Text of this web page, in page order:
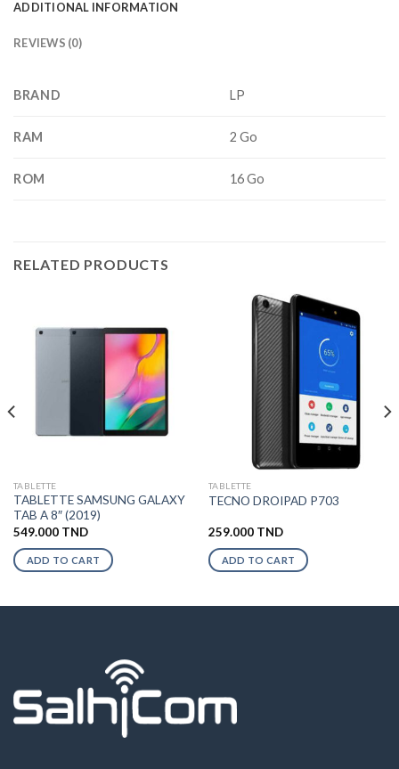
ADDITIONAL INFORMATION
REVIEWS (0)
BRAND LP
RAM 2 Go
ROM 16 Go
RELATED PRODUCTS
TABLETTE
TABLETTE SAMSUNG GALAXY
TAB A 8″ (2019)
549.000 TND
ADD TO CART
TABLETTE
TECNO DROIPAD P703
259.000 TND
ADD TO CART